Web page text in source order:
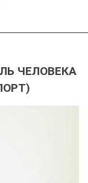
ЧЕЛОВЕКА